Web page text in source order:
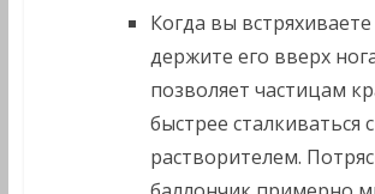
Когда вы
держите его вверх
позволяет частицам
быстрее сталкиваться
растворителем.